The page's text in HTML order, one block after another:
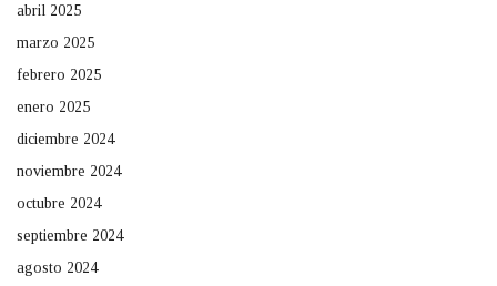
abril 2025
marzo 2025
febrero 2025
enero 2025
diciembre 2024
noviembre 2024
octubre 2024
septiembre 2024
agosto 2024